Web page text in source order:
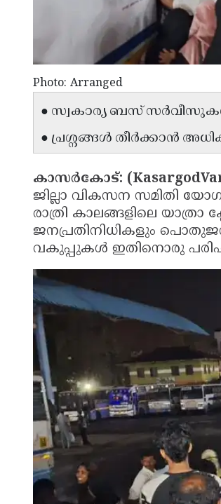
Photo: Arranged
● സ്വകാര്യ ബസ് സർവീസുകൾ
● പ്രശ്നങ്ങൾ തീർക്കാൻ
കാസർകോട്:
ജില്ലാ വികസന സമിതി
രാത്രി കാലങ്ങളിലെ യാത്രാ
ജനപ്രതിനിധികളും
വകുപ്പുകൾ ഇതിനൊരു